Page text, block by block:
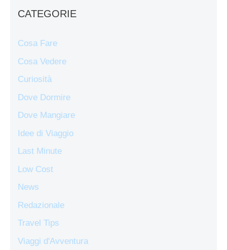
CATEGORIE
Cosa Fare
Cosa Vedere
Curiosità
Dove Dormire
Dove Mangiare
Idee di Viaggio
Last Minute
Low Cost
News
Redazionale
Travel Tips
Viaggi d'Avventura